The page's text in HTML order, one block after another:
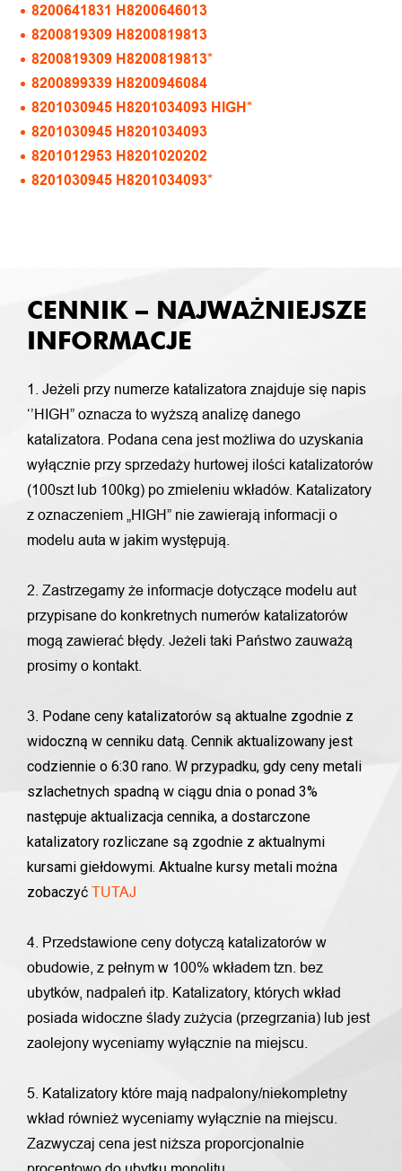
8200641831 H8200646013
8200819309 H8200819813
8200819309 H8200819813*
8200899339 H8200946084
8201030945 H8201034093 HIGH*
8201030945 H8201034093
8201012953 H8201020202
8201030945 H8201034093*
CENNIK – NAJWAŻNIEJSZE
INFORMACJE
1. Jeżeli przy numerze katalizatora znajduje się napis
‘’HIGH” oznacza to wyższą analizę danego
katalizatora. Podana cena jest możliwa do uzyskania
wyłącznie przy sprzedaży hurtowej ilości katalizatorów
(100szt lub 100kg) po zmieleniu wkładów. Katalizatory
z oznaczeniem „HIGH” nie zawierają informacji o
modelu auta w jakim występują.
2. Zastrzegamy że informacje dotyczące modelu aut
przypisane do konkretnych numerów katalizatorów
mogą zawierać błędy. Jeżeli taki Państwo zauważą
prosimy o kontakt.
3. Podane ceny katalizatorów są aktualne zgodnie z
widoczną w cenniku datą. Cennik aktualizowany jest
codziennie o 6:30 rano. W przypadku, gdy ceny metali
szlachetnych spadną w ciągu dnia o ponad 3%
następuje aktualizacja cennika, a dostarczone
katalizatory rozliczane są zgodnie z aktualnymi
kursami giełdowymi. Aktualne kursy metali można
zobaczyć TUTAJ
4. Przedstawione ceny dotyczą katalizatorów w
obudowie, z pełnym w 100% wkładem tzn. bez
ubytków, nadpaleń itp. Katalizatory, których wkład
posiada widoczne ślady zużycia (przegrzania) lub jest
zaolejony wyceniamy wyłącznie na miejscu.
5. Katalizatory które mają nadpalony/niekompletny
wkład również wyceniamy wyłącznie na miejscu.
Zazwyczaj cena jest niższa proporcjonalnie